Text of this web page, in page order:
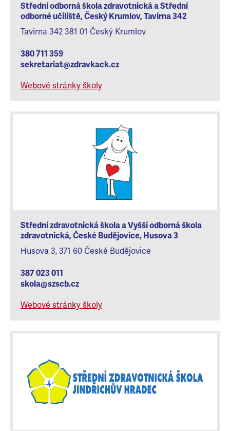
Střední odborná škola zdravotnická a Střední
odborné učiliště, Český Krumlov, Tavírna 342
Tavírna 342 381 01 Český Krumlov
380 711 359
sekretariat@zdravkack.cz
Webové stránky školy
Střední zdravotnická škola a Vyšší odborná škola
zdravotnická, České Budějovice, Husova 3
Husova 3, 371 60 České Budějovice
387 023 011
skola@szscb.cz
Webové stránky školy